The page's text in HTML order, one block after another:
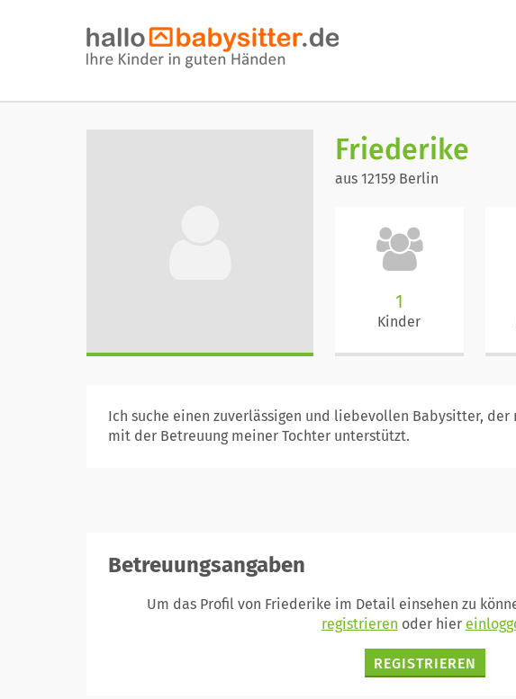
Friederike
aus 12159 Berlin
1
Kinder
Ich suche einen zuverlässigen und liebevollen Babysitter,
mit der Betreuung meiner Tochter unterstützt.
Betreuungsangaben
Um das Profil von Friederike im Detail einsehen zu
registrieren oder hier
REGISTRIEREN